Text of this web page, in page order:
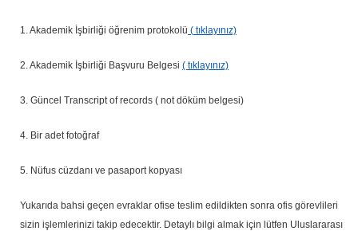
1. Akademik İşbirliği öğrenim protokolü ( tıklayınız)
2. Akademik İşbirliği Başvuru Belgesi ( tıklayınız)
3. Güncel Transcript of records ( not döküm belgesi)
4. Bir adet fotoğraf
5. Nüfus cüzdanı ve pasaport kopyası
Yukarıda bahsi geçen evraklar ofise teslim edildikten sonra ofis görevlileri
sizin işlemlerinizi takip edecektir. Detaylı bilgi almak için lütfen Uluslararası